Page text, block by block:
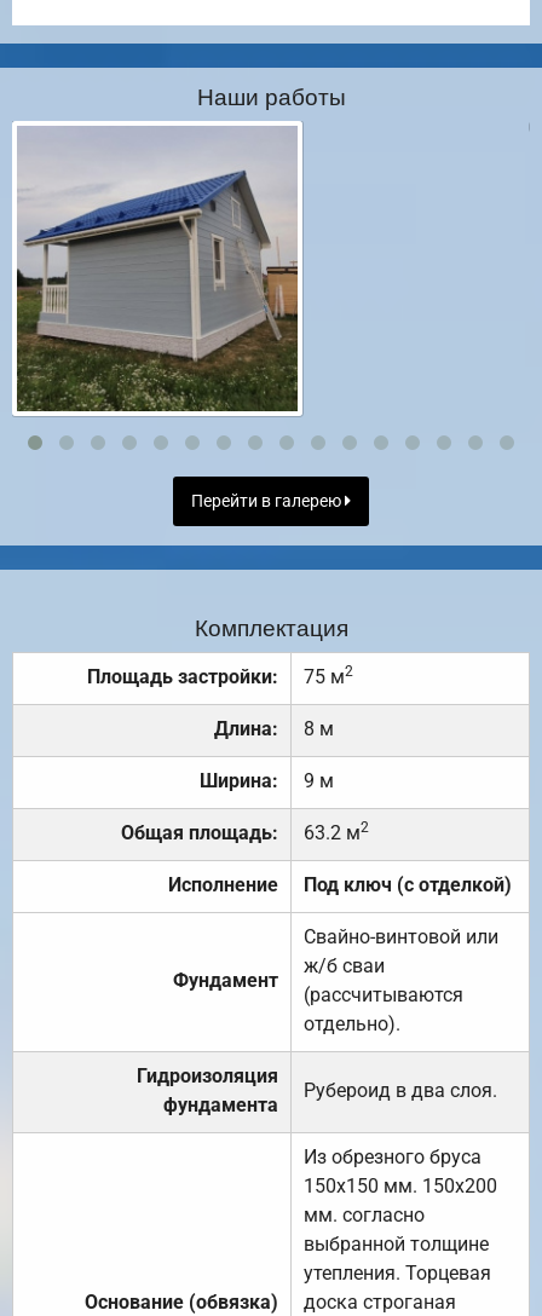
Наши работы
Перейти в галерею
Комплектация
Площадь застройки: 75 м2
Длина: 8 м
Ширина: 9 м
Общая площадь: 63.2 м2
Исполнение Под ключ (с отделкой)
Фундамент
Свайно-винтовой или
ж/б сваи
(рассчитываются
отдельно).
Гидроизоляция
фундамента
Рубероид в два слоя.
Основание (обвязка)
Из обрезного бруса
150х150 мм. 150х200
мм. согласно
выбранной толщине
утепления. Торцевая
доска строганая